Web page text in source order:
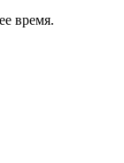
время.